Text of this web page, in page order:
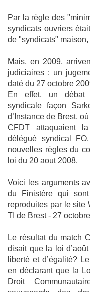
Par la règle des
syndicats ouvriers
de "syndicats"
Mais, en 2009,
judiciaires : un
daté du 27 octobre
En effet, un débat
syndicale façon
d’Instance de Brest,
CFDT attaquaient
délégué syndical
nouvelles règles du
loi du 20 aout 2008.
Voici les arguments
du Finistère qui
reproduites par le site
TI de Brest - 27
Le résultat du match
disait que la loi
liberté et d’égalité?
en déclarant que la
Droit